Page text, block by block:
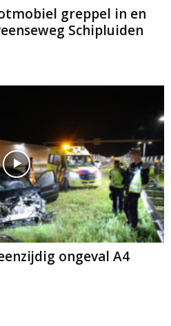
greppel in en
Schipluiden
ongeval A4